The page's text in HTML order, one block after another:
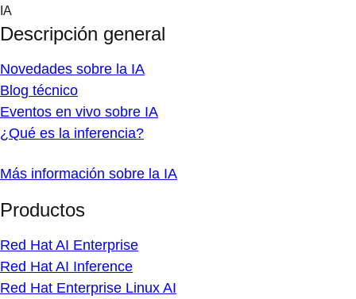
Skip
content
IA
Descripción general
Novedades sobre la IA
Blog técnico
Eventos en vivo sobre IA
¿Qué es la inferencia?
Más información sobre la IA
Productos
Red Hat AI Enterprise
Red Hat AI Inference
Red Hat Enterprise Linux AI